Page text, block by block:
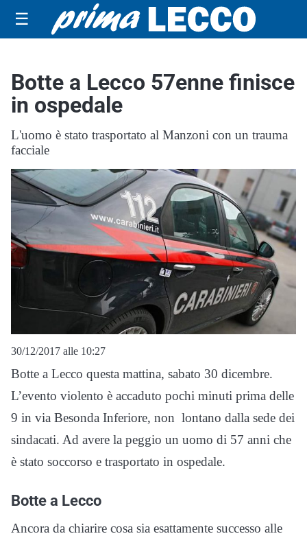
☰
Botte a Lecco 57enne finisce
in ospedale
L'uomo è stato trasportato al Manzoni con un trauma
facciale
30/12/2017 alle 10:27
Botte a Lecco questa mattina, sabato 30 dicembre.
L’evento violento è accaduto pochi minuti prima delle
9 in via Besonda Inferiore, non lontano dalla sede dei
sindacati. Ad avere la peggio un uomo di 57 anni che
è stato soccorso e trasportato in ospedale.
Botte a Lecco
Ancora da chiarire cosa sia esattamente successo alle